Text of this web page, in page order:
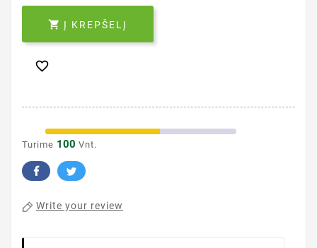
 Į KREPŠELĮ

Turime 100 Vnt.
Write your review